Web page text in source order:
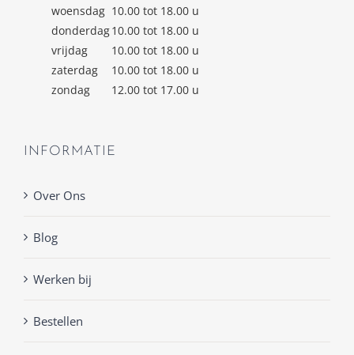
woensdag 10.00 tot 18.00 u
donderdag10.00 tot 18.00 u
vrijdag
10.00 tot 18.00 u
zaterdag
10.00 tot 18.00 u
zondag
12.00 tot 17.00 u
INFORMATIE
Over Ons
Blog
Werken bij
Bestellen